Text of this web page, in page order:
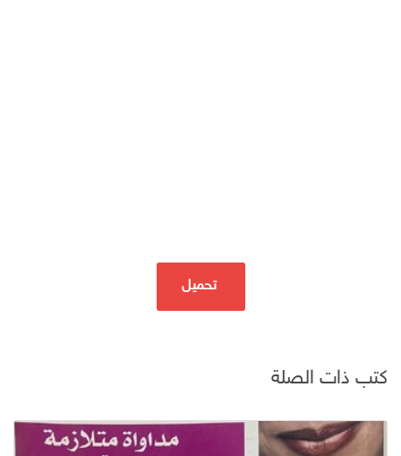
تحميل
كتب ذات الصلة